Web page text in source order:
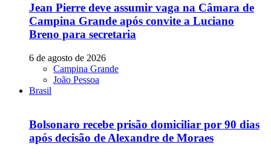
Jean Pierre deve assumir vaga na Câmara de
Campina Grande após convite a Luciano
Breno para secretaria
6 de agosto de 2026
Campina Grande
João Pessoa
Brasil
Bolsonaro recebe prisão domiciliar por 90 dias
após decisão de Alexandre de Moraes